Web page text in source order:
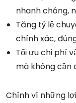
nhanh chóng,
Tăng tỷ lệ
chính xác,
Tối ưu chi phí
mà không cần
Chính vì những